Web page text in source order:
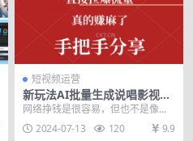
短视频运营
新玩法AI批量生成说唱影视解
说视频，一天生成上百条，真
的赚麻了
网络挣钱是很容易，但也不是像你
们想的那样，人人都能赚，人人都
容易。 想在某个领域...
2024-07-13 120 9.9